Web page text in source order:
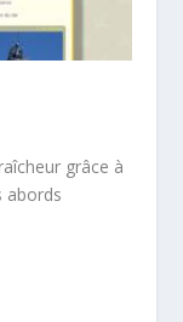
grâce à
abords